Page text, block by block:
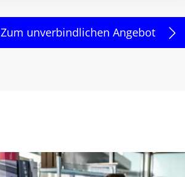
Zum unverbindlichen Angebot